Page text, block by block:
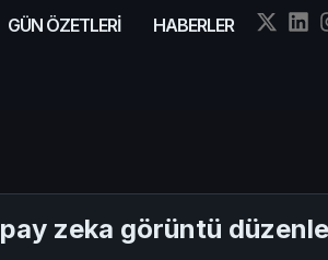
GÜN ÖZETLERİ HABERLER
zeka görüntü